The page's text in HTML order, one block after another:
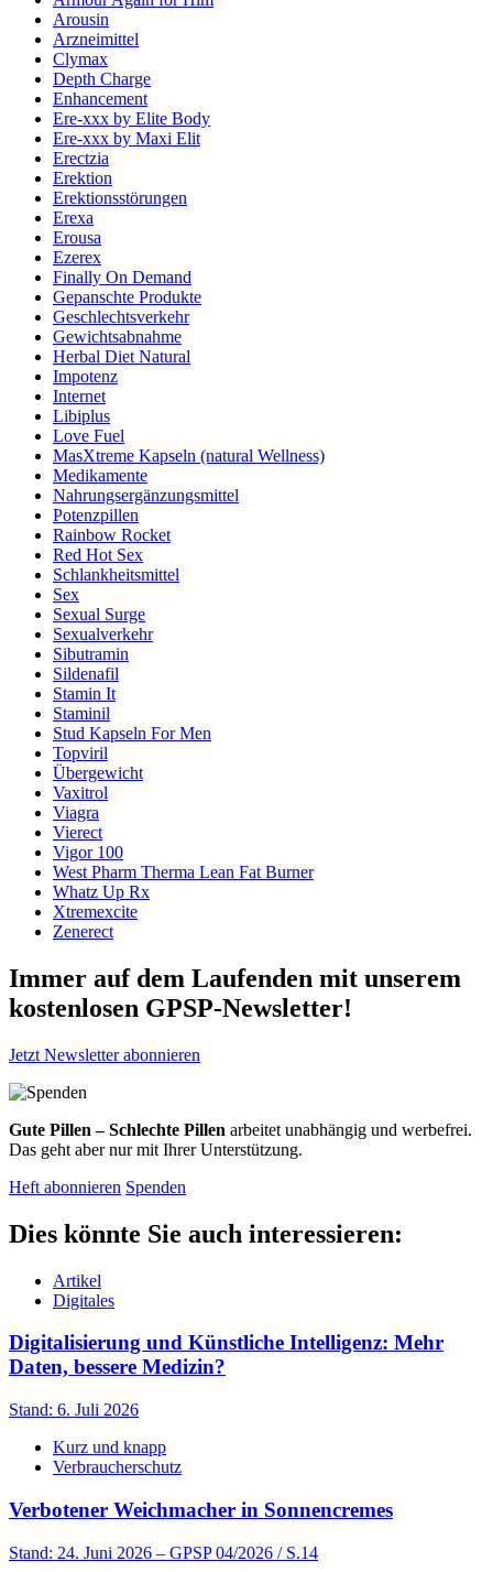
Arousin
Arzneimittel
Clymax
Depth Charge
Enhancement
Ere-xxx by Elite Body
Ere-xxx by Maxi Elit
Erectzia
Erektion
Erektionsstörungen
Erexa
Erousa
Ezerex
Finally On Demand
Gepanschte Produkte
Geschlechtsverkehr
Gewichtsabnahme
Herbal Diet Natural
Impotenz
Internet
Libiplus
Love Fuel
MasXtreme Kapseln (natural Wellness)
Medikamente
Nahrungsergänzungsmittel
Potenzpillen
Rainbow Rocket
Red Hot Sex
Schlankheitsmittel
Sex
Sexual Surge
Sexualverkehr
Sibutramin
Sildenafil
Stamin It
Staminil
Stud Kapseln For Men
Topviril
Übergewicht
Vaxitrol
Viagra
Vierect
Vigor 100
West Pharm Therma Lean Fat Burner
Whatz Up Rx
Xtremexcite
Zenerect
Immer auf dem Laufenden mit unserem
kostenlosen GPSP-Newsletter!
Jetzt Newsletter abonnieren
Gute Pillen – Schlechte Pillen arbeitet unabhängig und werbefrei.
Das geht aber nur mit Ihrer Unterstützung.
Heft abonnieren Spenden
Dies könnte Sie auch interessieren:
Artikel
Digitales
Digitalisierung und Künstliche Intelligenz: Mehr
Daten, bessere Medizin?
Stand: 6. Juli 2026
Kurz und knapp
Verbraucherschutz
Verbotener Weichmacher in Sonnencremes
Stand: 24. Juni 2026 – GPSP 04/2026 / S.14